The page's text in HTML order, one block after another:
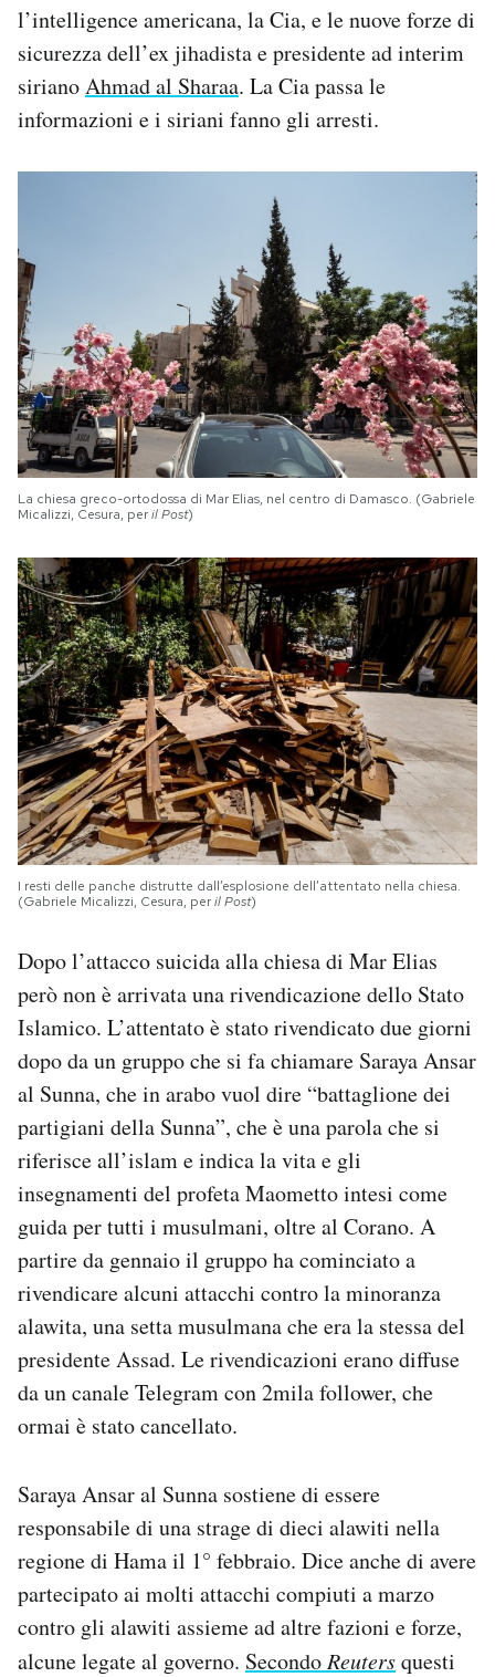
l’intelligence americana, la Cia, e le nuove forze di
sicurezza dell’ex jihadista e presidente ad interim
sirianoAhmad al Sharaa. La Cia passa le
informazioni e i siriani fanno gli arresti.
La chiesa greco-ortodossa di Mar Elias, nel centro di Damasco. (Gabriele
Micalizzi, Cesura, peril Post)
I resti delle panche distrutte dall’esplosione dell’attentato nella chiesa.
(Gabriele Micalizzi, Cesura, peril Post)
Dopo l’attacco suicida alla chiesa di Mar Elias
però non è arrivata una rivendicazione dello Stato
Islamico. L’attentato è stato rivendicato due giorni
dopo da un gruppo che si fa chiamare Saraya Ansar
al Sunna, che in arabo vuol dire “battaglione dei
partigiani della Sunna”, che è una parola che si
riferisce all’islam e indica la vita e gli
insegnamenti del profeta Maometto intesi come
guida per tutti i musulmani, oltre al Corano. A
partire da gennaio il gruppo ha cominciato a
rivendicare alcuni attacchi contro la minoranza
alawita, una setta musulmana che era la stessa del
presidente Assad. Le rivendicazioni erano diffuse
da un canale Telegram con 2mila follower, che
ormai è stato cancellato.
Saraya Ansar al Sunna sostiene di essere
responsabile di una strage di dieci alawiti nella
regione di Hama il 1° febbraio. Dice anche di avere
partecipato ai molti attacchi compiuti a marzo
contro gli alawiti assieme ad altre fazioni e forze,
alcune legate al governo. Secondo Reutersquesti